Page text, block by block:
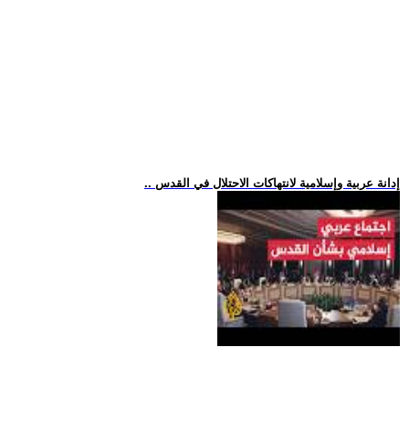
.. إدانة عربية وإسلامية لانتهاكات الاحتلال في القدس